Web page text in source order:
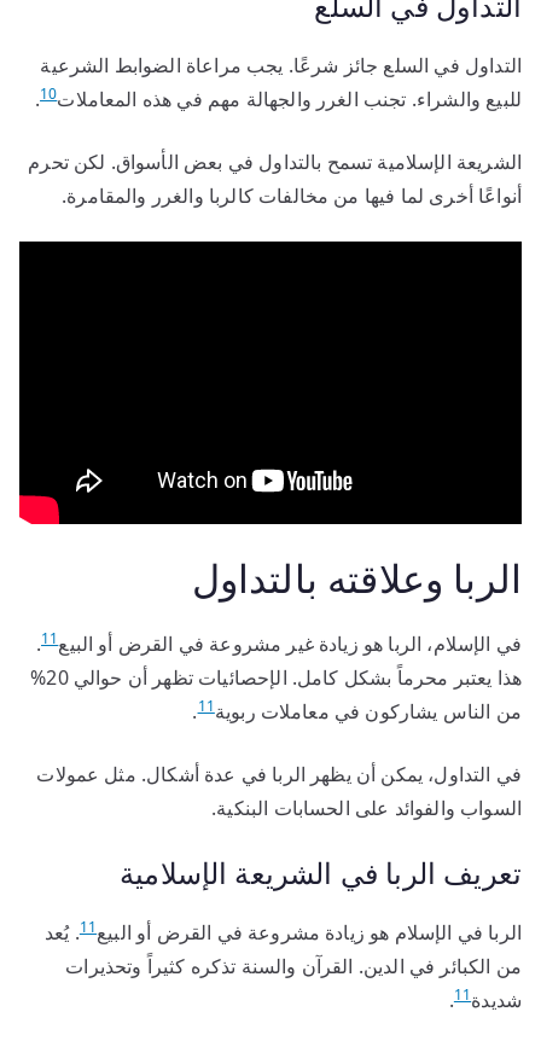
التداول في السلع جائز شرعًا. يجب مراعاة الضوابط الشرعية
للبيع والشراء. تجنب الغرر والجهالة مهم في هذه المعاملات10
.
الشريعة الإسلامية تسمح بالتداول في بعض الأسواق. لكن تحرم
أنواعًا أخرى لما فيها من مخالفات كالربا والغرر والمقامرة.
الربا وعلاقته بالتداول
في الإسلام، الربا هو زيادة غير مشروعة في القرض أو البيع11
.
هذا يعتبر محرماً بشكل كامل. الإحصائيات تظهر أن حوالي 20%
من الناس يشاركون في معاملات ربوية11
.
في التداول، يمكن أن يظهر الربا في عدة أشكال. مثل عمولات
السواب والفوائد على الحسابات البنكية.
تعريف الربا في الشريعة الإسلامية
الربا في الإسلام هو زيادة مشروعة في القرض أو البيع11. يُعد
من الكبائر في الدين. القرآن والسنة تذكره كثيراً وتحذيرات
شديدة11
.